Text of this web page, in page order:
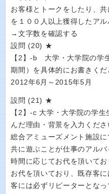
お客様とトークをしたり、
を１００人以上獲得したア
→文字数を確認する
設問 (20) ★
【2】-b 大学・大学院の学
期間）を具体的にお書きくだ
2012年6月～2015年5月
設問 (21) ★
【2】-c 大学・大学院の学
んだ理由・背景を入力くだ
総合アミューズメント施設
共に遊ぶことが仕事のアル
時間に応じてお代を頂いて
お代を頂いており、既存客
客には必ずリピーターとな